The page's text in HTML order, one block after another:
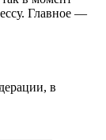
Главное —
в